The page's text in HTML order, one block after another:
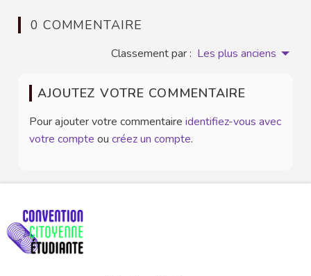
0 COMMENTAIRE
Classement par : Les plus anciens
AJOUTEZ VOTRE COMMENTAIRE
Pour ajouter votre commentaire identifiez-vous avec
votre compte ou créez un compte.